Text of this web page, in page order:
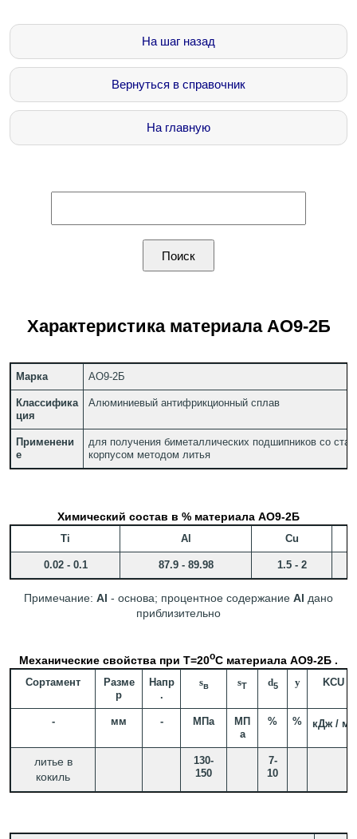
На шаг назад
Вернуться в справочник
На главную
Характеристика материала АО9-2Б
Марка АО9-2Б
Классифика
ция
Алюминиевый антифрикционный сплав
Применени
е
для получения биметаллических подшипников со
корпусом методом литья
Химический состав в % материала АО9-2Б
Ti Al Cu
0.02 - 0.1 87.9 - 89.98 1.5 - 2
Примечание: Al - основа; процентное содержание Al дано
приблизительно
Механические свойства при Т=20oС материала АО9-2Б .
Сортамент
Разме
р
Напр
.
sв sT d5 y KCU
- мм - МПа
МП
а
% % кДж / м
литье в
кокиль
130-
150
7-
10